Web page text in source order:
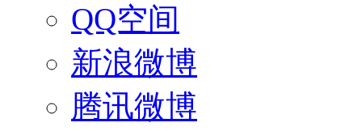
QQ空间
新浪微博
腾讯微博